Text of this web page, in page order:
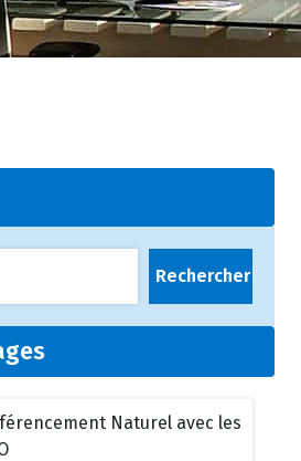
Rechercher
Naturel avec les